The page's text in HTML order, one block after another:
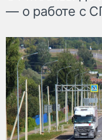
— о работе с